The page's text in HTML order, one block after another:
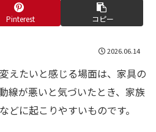
Pinterest コピー
2026.06.14
えたいと感じる場面は、家具の
線が悪いと気づいたとき、家族
どに起こりやすいものです。